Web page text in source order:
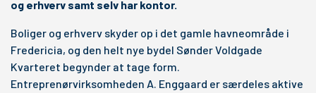
og erhverv samt selv har kontor.
Boliger og erhverv skyder op i det gamle havneområde i
Fredericia, og den helt nye bydel Sønder Voldgade
Kvarteret begynder at tage form.
Entreprenørvirksomheden A. Enggaard er særdeles aktive